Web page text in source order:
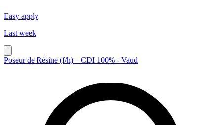
Easy apply
Last week
Poseur de Résine (f/h) – CDI 100% - Vaud